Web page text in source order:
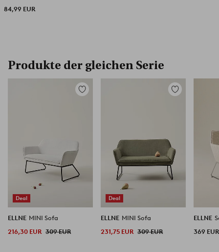
84,99 EUR
Produkte der gleichen Serie
Deal
Zu
ELLNE MINI Sofa
216,30 EUR 309 EUR
Deal
Zu
ELLNE MINI Sofa
231,75 EUR 309 EUR
ELLNE
369 EUR